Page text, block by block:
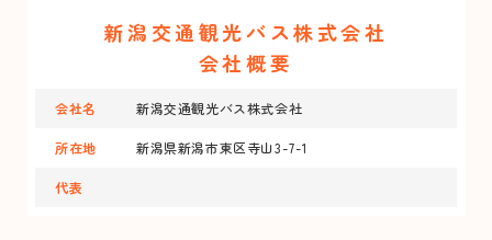
新潟交通観光バス株式会社
会社概要
会社名 新潟交通観光バス株式会社
所在地 新潟県新潟市東区寺山3-7-1
代表